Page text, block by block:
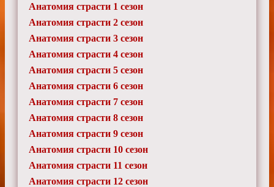
Анатомия страсти 1 сезон
Анатомия страсти 2 сезон
Анатомия страсти 3 сезон
Анатомия страсти 4 сезон
Анатомия страсти 5 сезон
Анатомия страсти 6 сезон
Анатомия страсти 7 сезон
Анатомия страсти 8 сезон
Анатомия страсти 9 сезон
Анатомия страсти 10 сезон
Анатомия страсти 11 сезон
Анатомия страсти 12 сезон